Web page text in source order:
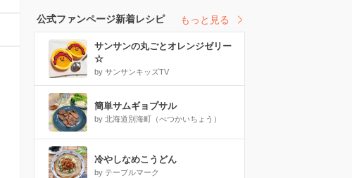
公式ファンページ新着レシピ もっと見る
サンサンの丸ごとオレンジゼリー
☆
by サンサンキッズTV
簡単サムギョプサル
by 北海道別海町（べつかいちょう）
冷やしなめこうどん
by テーブルマーク